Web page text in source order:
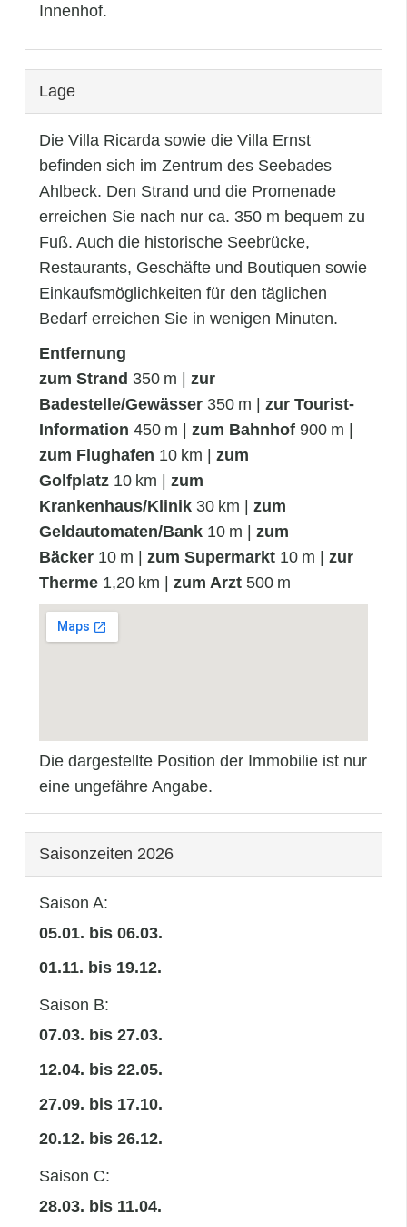
Innenhof.
Lage
Die Villa Ricarda sowie die Villa Ernst
befinden sich im Zentrum des Seebades
Ahlbeck. Den Strand und die Promenade
erreichen Sie nach nur ca. 350 m bequem zu
Fuß. Auch die historische Seebrücke,
Restaurants, Geschäfte und Boutiquen sowie
Einkaufsmöglichkeiten für den täglichen
Bedarf erreichen Sie in wenigen Minuten.
Entfernung
zum Strand 350 m | zur
Badestelle/Gewässer 350 m | zur Tourist-
Information 450 m | zum Bahnhof 900 m |
zum Flughafen 10 km | zum
Golfplatz 10 km | zum
Krankenhaus/Klinik 30 km | zum
Geldautomaten/Bank 10 m | zum
Bäcker 10 m | zum Supermarkt 10 m | zur
Therme 1,20 km | zum Arzt 500 m
Die dargestellte Position der Immobilie ist nur
eine ungefähre Angabe.
Saisonzeiten 2026
Saison A:
05.01. bis 06.03.
01.11. bis 19.12.
Saison B:
07.03. bis 27.03.
12.04. bis 22.05.
27.09. bis 17.10.
20.12. bis 26.12.
Saison C:
28.03. bis 11.04.